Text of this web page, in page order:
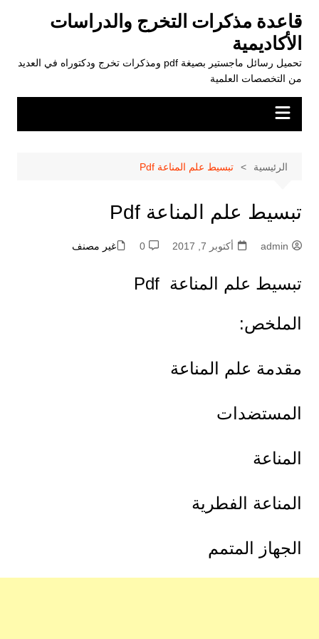
المحتوى
قاعدة مذكرات التخرج والدراسات
الأكاديمية
تحميل رسائل ماجستير بصيغة pdf ومذكرات تخرج ودكتوراه في العديد
من التخصصات العلمية
الرئيسية تبسيط علم المناعة Pdf
تبسيط علم المناعة Pdf
admin أكتوبر 7, 2017 0 غير مصنف
تبسيط علم المناعة Pdf
الملخص:
مقدمة علم المناعة
المستضدات
المناعة
المناعة الفطرية
الجهاز المتمم